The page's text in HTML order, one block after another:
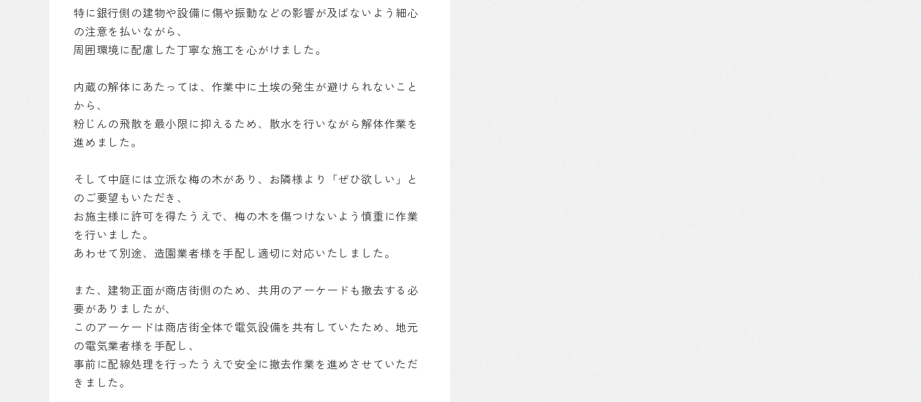
特に銀行側の建物や設備に傷や振動などの影響が及ばないよう細心
の注意を払いながら、
周囲環境に配慮した丁寧な施工を心がけました。
内蔵の解体にあたっては、作業中に土埃の発生が避けられないこと
から、
粉じんの飛散を最小限に抑えるため、散水を行いながら解体作業を
進めました。
そして中庭には立派な梅の木があり、お隣様より「ぜひ欲しい」と
のご要望もいただき、
お施主様に許可を得たうえで、梅の木を傷つけないよう慎重に作業
を行いました。
あわせて別途、造園業者様を手配し適切に対応いたしました。
また、建物正面が商店街側のため、共用のアーケードも撤去する必
要がありましたが、
このアーケードは商店街全体で電気設備を共有していたため、地元
の電気業者様を手配し、
事前に配線処理を行ったうえで安全に撤去作業を進めさせていただ
きました。